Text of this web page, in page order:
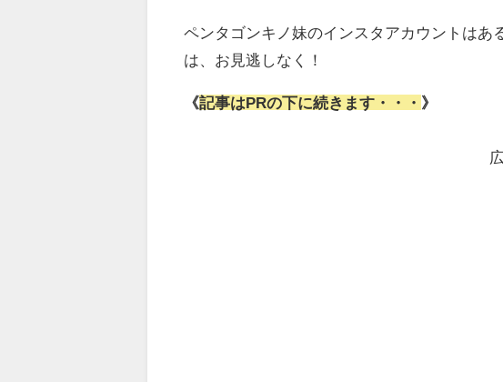
ペンタゴンキノ妹のインスタアカウントは
は、お見逃しなく！
《記事はPRの下に続きます・・・ 》